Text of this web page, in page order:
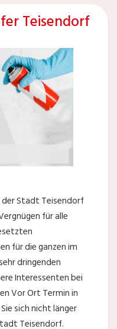
Teisendorf
der Stadt Teisendorf
für alle
für die ganzen im
dringenden
Interessenten bei
Vor Ort Termin in
sich nicht länger
Teisendorf.